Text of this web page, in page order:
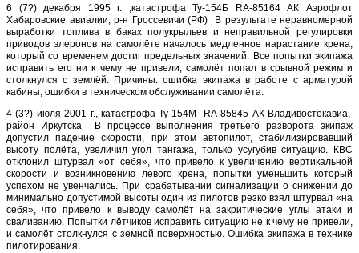
6 (7?) декабря 1995 г. ,катастрофа Ту-154Б RA-85164 АК Аэрофлот
Хабаровские авиалии, р-н Гроссевичи (РФ) В результате неравномерной
выработки топлива в баках полукрыльев и неправильной регулировки
приводов элеронов на самолёте началось медленное нарастание крена,
который со временем достиг предельных значений. Все попытки экипажа
исправить его ни к чему не привели, самолёт попал в срывной режим и
столкнулся с землёй. Причины: ошибка экипажа в работе с арматурой
кабины, ошибки в техническом обслуживании самолёта.
4 (3?) июля 2001 г., катастрофа Ту-154М RA-85845 АК Владивостокавиа,
район Иркутска В процессе выполнения третьего разворота экипаж
допустил падение скорости, при этом автопилот, стабилизировавший
высоту полёта, увеличил угол тангажа, только усугубив ситуацию. КВС
отклонил штурвал «от себя», что привело к увеличению вертикальной
скорости и возникновению левого крена, попытки уменьшить который
успехом не увенчались. При срабатывании сигнализации о снижении до
минимально допустимой высоты один из пилотов резко взял штурвал «на
себя», что привело к выводу самолёт на закритические углы атаки и
сваливанию. Попытки лётчиков исправить ситуацию не к чему не привели,
и самолёт столкнулся с земной поверхностью. Ошибка экипажа в технике
пилотирования.